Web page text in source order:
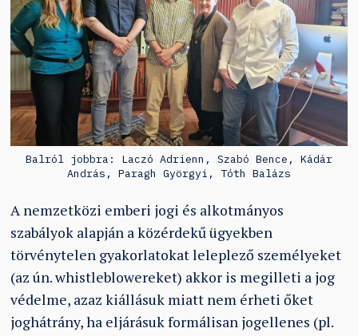
Balról jobbra: Laczó Adrienn, Szabó Bence, Kádár
András, Paragh Györgyi, Tóth Balázs
A nemzetközi emberi jogi és alkotmányos
szabályok alapján a közérdekű ügyekben
törvénytelen gyakorlatokat leleplező személyeket
(az ún. whistleblowereket) akkor is megilleti a jog
védelme, azaz kiállásuk miatt nem érheti őket
joghátrány, ha eljárásuk formálisan jogellenes (pl.